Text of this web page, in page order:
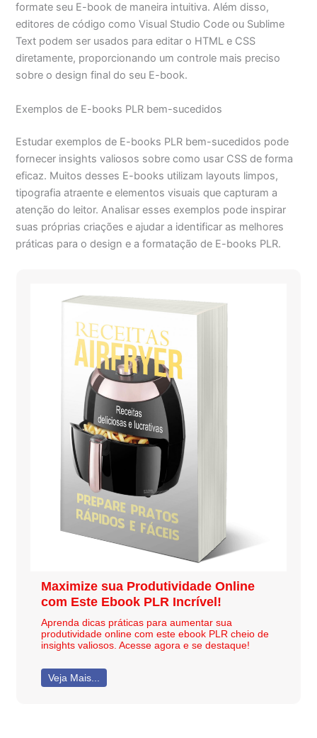
formate seu E-book de maneira intuitiva. Além disso,
editores de código como Visual Studio Code ou Sublime
Text podem ser usados para editar o HTML e CSS
diretamente, proporcionando um controle mais preciso
sobre o design final do seu E-book.
Exemplos de E-books PLR bem-sucedidos
Estudar exemplos de E-books PLR bem-sucedidos pode
fornecer insights valiosos sobre como usar CSS de forma
eficaz. Muitos desses E-books utilizam layouts limpos,
tipografia atraente e elementos visuais que capturam a
atenção do leitor. Analisar esses exemplos pode inspirar
suas próprias criações e ajudar a identificar as melhores
práticas para o design e a formatação de E-books PLR.
Maximize sua Produtividade Online
com Este Ebook PLR Incrível!
Aprenda dicas práticas para aumentar sua
produtividade online com este ebook PLR cheio de
insights valiosos. Acesse agora e se destaque!
Veja Mais...